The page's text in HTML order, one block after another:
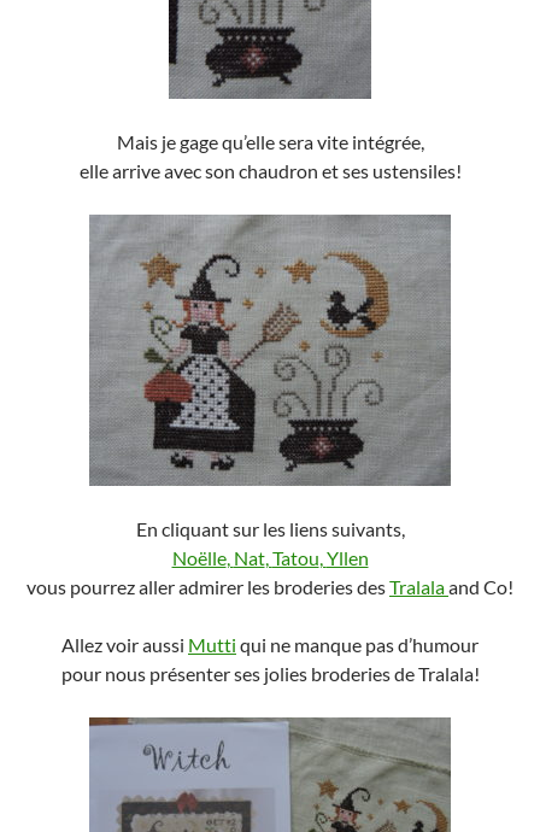
Mais je gage qu’elle sera vite intégrée,
elle arrive avec son chaudron et ses ustensiles!
En cliquant sur les liens suivants,
Noëlle, Nat,Tatou,Yllen
vous pourrez aller admirer les broderies desTralalaand Co!
Allez voir aussi Mutti qui ne manque pas d’humour
pour nous présenter ses jolies broderies de Tralala!